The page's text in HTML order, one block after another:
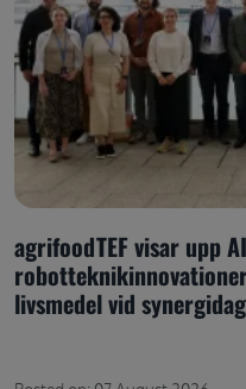
agrifoodTEF visar upp
livsmedel vid